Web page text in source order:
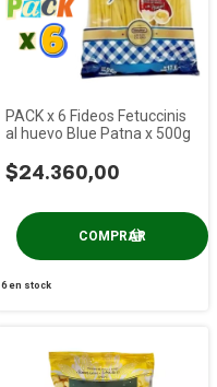
PACK x 6 Fideos Fetuccinis
al huevo Blue Patna x 500g
$24.360,00
6en stock